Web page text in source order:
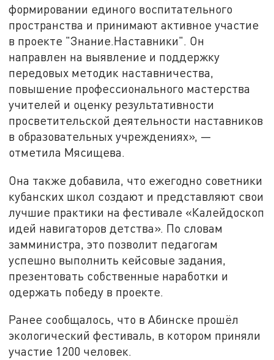
формировании единого воспитательного
пространства и принимают активное участие
в проекте "Знание.Наставники". Он
направлен на выявление и поддержку
передовых методик наставничества,
повышение профессионального мастерства
учителей и оценку результативности
просветительской деятельности наставников
в образовательных учреждениях», —
отметила Мясищева.
Она также добавила, что ежегодно советники
кубанских школ создают и представляют свои
лучшие практики на фестивале «Калейдоскоп
идей навигаторов детства». По словам
замминистра, это позволит педагогам
успешно выполнить кейсовые задания,
презентовать собственные наработки и
одержать победу в проекте.
Ранее сообщалось, что в Абинске прошёл
экологический фестиваль, в котором приняли
участие 1200 человек.